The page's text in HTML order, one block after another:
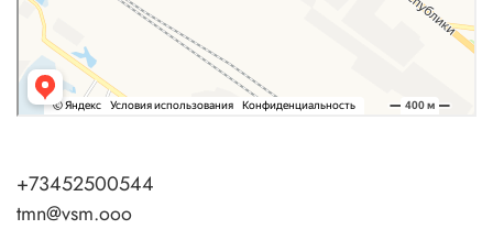
+73452500544
tmn@vsm.ooo